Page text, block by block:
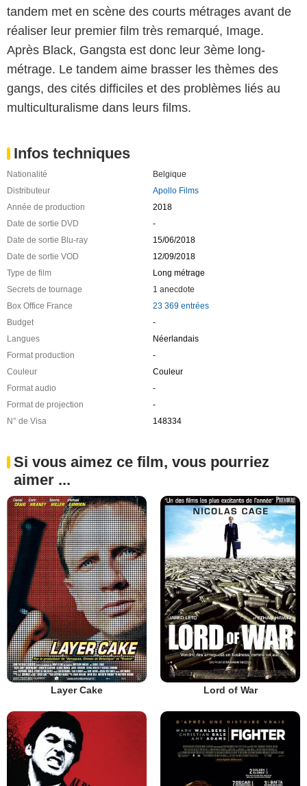
tandem met en scène des courts métrages avant de
réaliser leur premier film très remarqué, Image.
Après Black, Gangsta est donc leur 3ème long-
métrage. Le tandem aime brasser les thèmes des
gangs, des cités difficiles et des problèmes liés au
multiculturalisme dans leurs films.
Infos techniques
Nationalité
Belgique
Distributeur
Apollo Films
Année de production
2018
Date de sortie DVD
-
Date de sortie Blu-ray
15/06/2018
Date de sortie VOD
12/09/2018
Type de film
Long métrage
Secrets de tournage
1 anecdote
Box Office France
23 369 entrées
Budget
-
Langues
Néerlandais
Format production
-
Couleur
Couleur
Format audio
-
Format de projection
-
N° de Visa
148334
Si vous aimez ce film, vous pourriez
aimer ...
Layer Cake Lord of War